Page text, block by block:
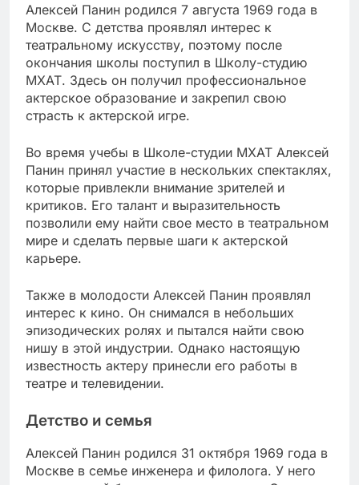
Алексей Панин родился 7 августа 1969 года в
Москве. С детства проявлял интерес к
театральному искусству, поэтому после
окончания школы поступил в Школу-студию
МХАТ. Здесь он получил профессиональное
актерское образование и закрепил свою
страсть к актерской игре.
Во время учебы в Школе-студии МХАТ Алексей
Панин принял участие в нескольких спектаклях,
которые привлекли внимание зрителей и
критиков. Его талант и выразительность
позволили ему найти свое место в театральном
мире и сделать первые шаги к актерской
карьере.
Также в молодости Алексей Панин проявлял
интерес к кино. Он снимался в небольших
эпизодических ролях и пытался найти свою
нишу в этой индустрии. Однако настоящую
известность актеру принесли его работы в
театре и телевидении.
Детство и семья
Алексей Панин родился 31 октября 1969 года в
Москве в семье инженера и филолога. У него